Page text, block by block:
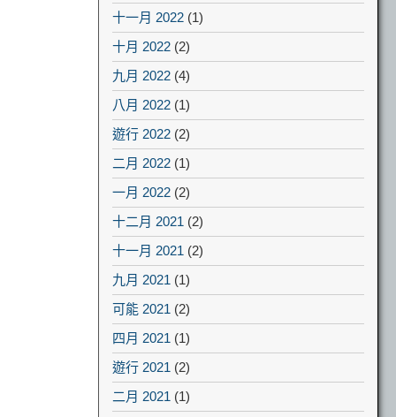
十一月 2022 (1)
十月 2022 (2)
九月 2022 (4)
八月 2022 (1)
遊行 2022 (2)
二月 2022 (1)
一月 2022 (2)
十二月 2021 (2)
十一月 2021 (2)
九月 2021 (1)
可能 2021 (2)
四月 2021 (1)
遊行 2021 (2)
二月 2021 (1)